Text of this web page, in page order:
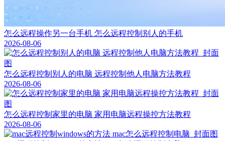
怎么远程操作另一台手机 怎么远程控制别人的手机
2026-08-06
怎么远程控制别人的电脑 远程控制他人电脑方法教程
2026-08-06
怎么远程控制家里的电脑 家用电脑远程操控方法教程
2026-08-06